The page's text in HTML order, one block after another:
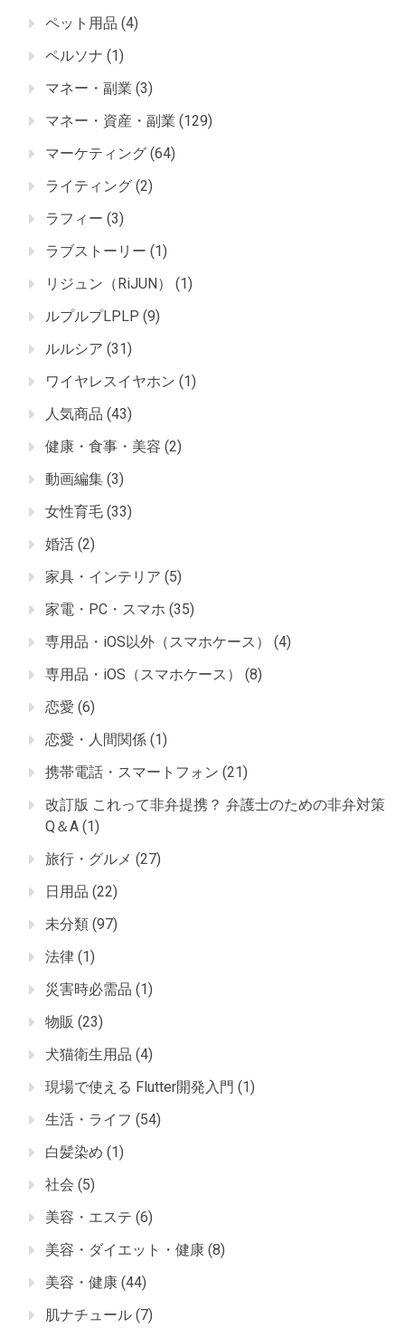
ペット用品 (4)
ペルソナ (1)
マネー・副業 (3)
マネー・資産・副業 (129)
マーケティング (64)
ライティング (2)
ラフィー (3)
ラブストーリー (1)
リジュン（RiJUN）
(1)
ルプルプLPLP (9)
ルルシア (31)
ワイヤレスイヤホン (1)
人気商品 (43)
健康・食事・美容 (2)
動画編集 (3)
女性育毛 (33)
婚活 (2)
家具・インテリア (5)
家電・PC・スマホ (35)
専用品・iOS以外（スマホケース）
(4)
専用品・iOS（スマホケース）
(8)
恋愛 (6)
恋愛・人間関係 (1)
携帯電話・スマートフォン (21)
改訂版 これって非弁提携？ 弁護士のための非弁対策
Q＆A (1)
旅行・グルメ (27)
日用品 (22)
未分類 (97)
法律 (1)
災害時必需品 (1)
物販 (23)
犬猫衛生用品 (4)
現場で使える Flutter開発入門 (1)
生活・ライフ (54)
白髪染め (1)
社会 (5)
美容・エステ (6)
美容・ダイエット・健康 (8)
美容・健康 (44)
肌ナチュール (7)